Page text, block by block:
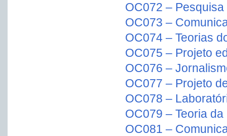
OC072 –
OC073 –
OC074 – Teorias
OC075 – Projeto
OC076 –
OC077 – Projeto
OC078 –
OC079 – Teoria
OC081 –